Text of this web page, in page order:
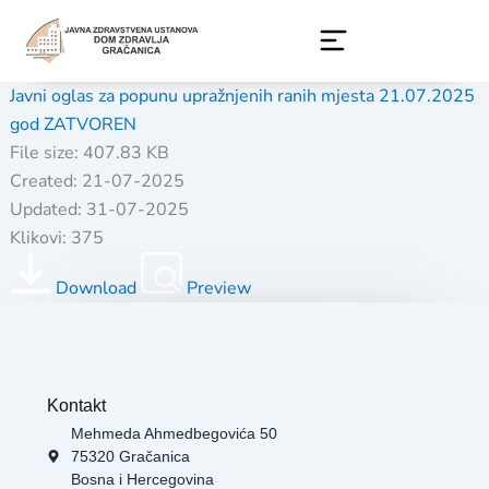
content
Javni oglas za popunu upražnjenih ranih mjesta 21.07.2025
god ZATVOREN
File size: 407.83 KB
Created: 21-07-2025
Updated: 31-07-2025
Klikovi: 375
Download Preview
Kontakt
Mehmeda Ahmedbegovića 50
75320 Gračanica
Bosna i Hercegovina